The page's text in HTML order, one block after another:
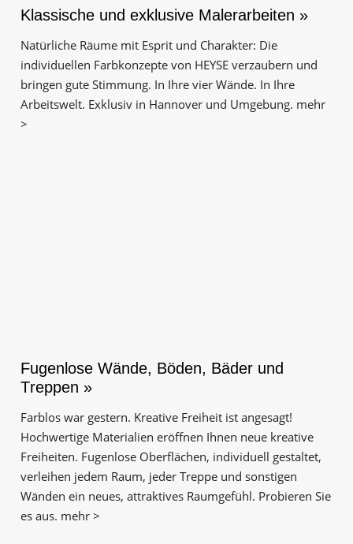
Wandbegrünungen
Wärmedämmung / WDVS
Service ›
Entspannter Urlaubsservice
Navigation schließen
Klassische und exklusive Malerarbeiten »
Natürliche Räume mit Esprit und Charakter: Die
individuellen Farbkonzepte von HEYSE verzaubern und
bringen gute Stimmung. In Ihre vier Wände. In Ihre
Arbeitswelt. Exklusiv in Hannover und Umgebung. mehr
>
Fugenlose Wände, Böden, Bäder und
Treppen »
Farblos war gestern. Kreative Freiheit ist angesagt!
Hochwertige Materialien eröffnen Ihnen neue kreative
Freiheiten. Fugenlose Oberflächen, individuell gestaltet,
verleihen jedem Raum, jeder Treppe und sonstigen
Wänden ein neues, attraktives Raumgefühl. Probieren Sie
es aus. mehr >